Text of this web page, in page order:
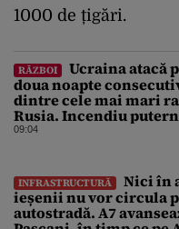
1000 de țigări.
RĂZBOI
Ucraina atacă
doua noapte
dintre cele mai mari
Rusia. Incendiu
instalația din Iaroslavl
09:04
INFRASTRUCTURĂ
Nici în
ieșenii nu vor circula
autostradă. A7